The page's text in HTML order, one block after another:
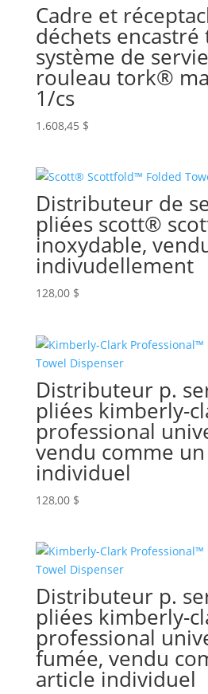
Cadre et
déchets
système de
rouleau tork®
1/cs
1.608,45 $
Distributeur de
pliées scott®
inoxydable,
indivudellement
128,00 $
Distributeur p.
pliées kimberly-
professional
vendu comme
individuel
128,00 $
Distributeur p.
pliées kimberly-
professional
fumée, vendu
article individuel